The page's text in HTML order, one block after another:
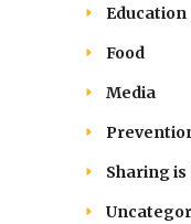
Education
Food
Media
Sharing